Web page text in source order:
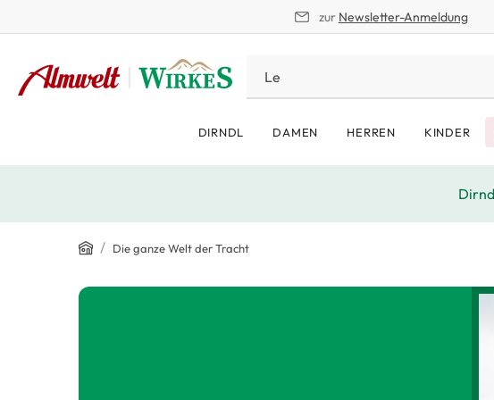
zur Newsletter-Anmeldung
DIRNDL DAMEN HERREN KINDER
Home
/ Die ganze Welt der Tracht